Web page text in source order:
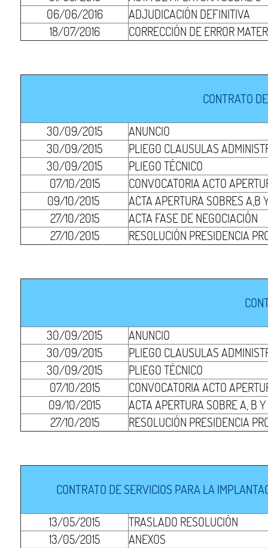
06/06/2016
ADJUDICACIÓN DEFINITIVA
18/07/2016
CORRECCIÓN DE ERROR
CONTRATO
30/09/2015
ANUNCIO
30/09/2015
PLIEGO CLAUSULAS
30/09/2015
PLIEGO TÉCNICO
07/10/2015
CONVOCATORIA ACTO
09/10/2015
ACTA APERTURA SOBRES A,B
27/10/2015
ACTA FASE DE NEGOCIACIÓN
27/10/2015
RESOLUCIÓN PRESIDENCIA
30/09/2015
ANUNCIO
30/09/2015
PLIEGO CLAUSULAS
30/09/2015
PLIEGO TÉCNICO
07/10/2015
CONVOCATORIA ACTO
09/10/2015
ACTA APERTURA SOBRE A, B Y
27/10/2015
RESOLUCIÓN PRESIDENCIA
CONTRATO DE SERVICIOS PARA LA
13/05/2015
TRASLADO RESOLUCIÓN
13/05/2015
ANEXOS